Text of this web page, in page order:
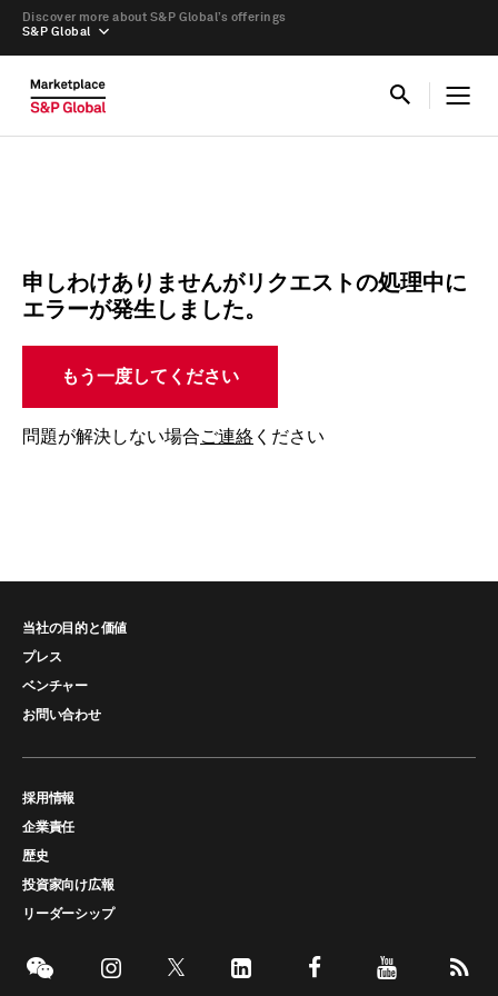
S&P Global
Discover more about S&P Global’s offerings
申しわけありませんがリクエストの処理中に
エラーが発生しました。
もう一度してください
問題が解決しない場合ご連絡 ください
当社の目的と価値
プレス
ベンチャー
お問い合わせ
採用情報
企業責任
歴史
投資家向け広報
リーダーシップ